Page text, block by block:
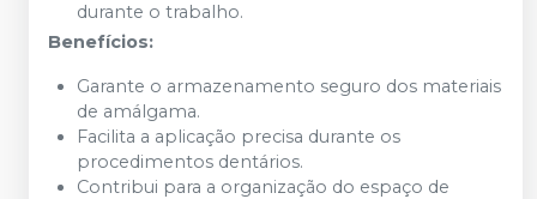
durante o trabalho.
Benefícios:
Garante o armazenamento seguro dos materiais
de amálgama.
Facilita a aplicação precisa durante os
procedimentos dentários.
Contribui para a organização do espaço de